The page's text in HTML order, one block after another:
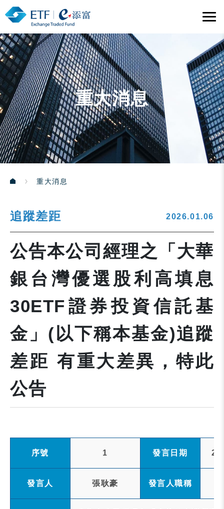
重大消息
重大消息
追蹤差距 2026.01.06
公告本公司經理之「大華
銀台灣優選股利高填息
30ETF證券投資信託基
金」(以下稱本基金)追蹤
差距 有重大差異，特此
公告
序號 1 發言日期
發言人 張耿豪 發言人職稱